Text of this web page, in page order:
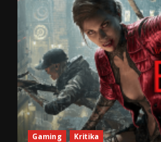
Gaming Kritika